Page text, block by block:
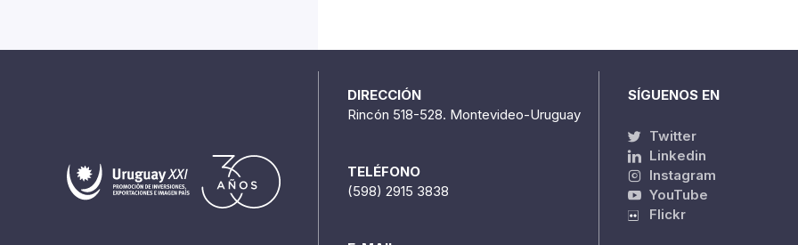
DIRECCIÓN
Rincón 518-528. Montevideo-Uruguay
TELÉFONO
(598) 2915 3838
SÍGUENOS EN
Twitter
Linkedin
Instagram
YouTube
Flickr